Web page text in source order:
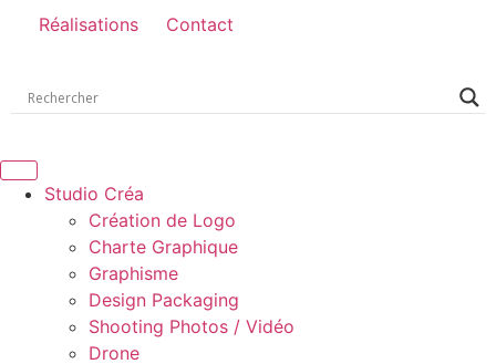
Réalisations Contact
Studio Créa
Création de Logo
Charte Graphique
Graphisme
Design Packaging
Shooting Photos / Vidéo
Drone